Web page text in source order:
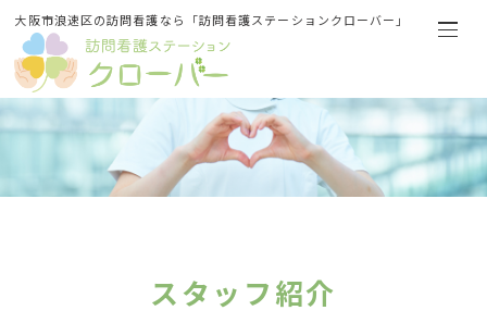
大阪市浪速区の訪問看護なら「訪問看護ステーションクローバー」
スタッフ紹介